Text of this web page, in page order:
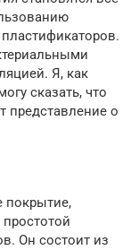
Я, как
сказать, что
представление о
покрытие,
Он состоит из